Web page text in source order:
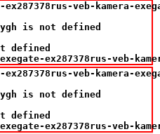
veb-kamera-
is not defined
defined
ex287378rus-veb-
veb-kamera-
is not defined
defined
ex287378rus-veb-